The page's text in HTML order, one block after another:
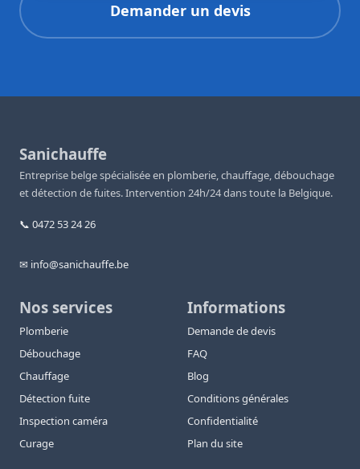
Demander un devis
Sanichauffe
Entreprise belge spécialisée en plomberie, chauffage, débouchage
et détection de fuites. Intervention 24h/24 dans toute la Belgique.
📞 0472 53 24 26
✉ info@sanichauffe.be
Nos services
Plomberie
Débouchage
Chauffage
Détection fuite
Inspection caméra
Curage
Informations
Demande de devis
FAQ
Blog
Conditions générales
Confidentialité
Plan du site